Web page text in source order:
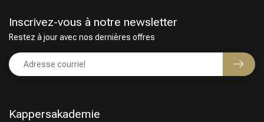
Kappersakademie
Inscrivez-vous à notre newsletter
Restez à jour avec nos dernières offres